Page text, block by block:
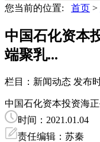
您当前的位置: 首页 >
中国石化资本
端聚乳...
栏目：新闻动态 发布
中国石化资本投资海
时间：2021.01.04
责任编辑：苏秦